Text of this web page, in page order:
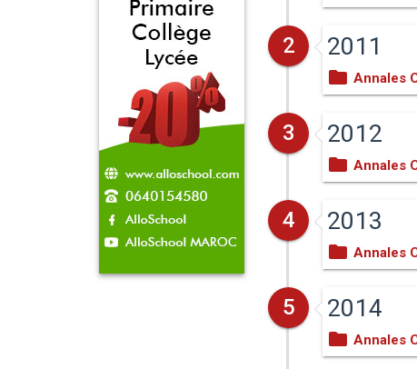
2 2011
Annales
3 2012
Annales
4 2013
Annales
5 2014
Annales